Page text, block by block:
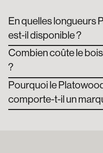
En quelles longueurs
est-il disponible ?
Combien coûte le
?
Pourquoi le
comporte-t-il un